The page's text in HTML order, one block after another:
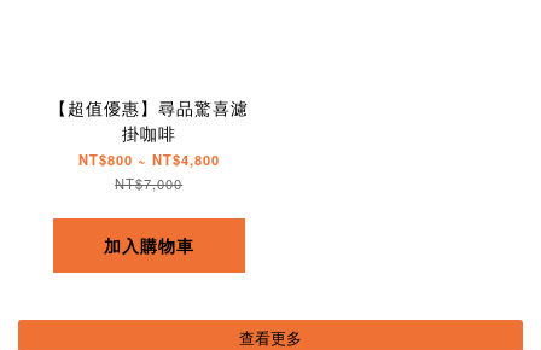
【超值優惠】尋品驚喜濾
掛咖啡
NT$800 ~ NT$4,800
NT$7,000
加入購物車
查看更多